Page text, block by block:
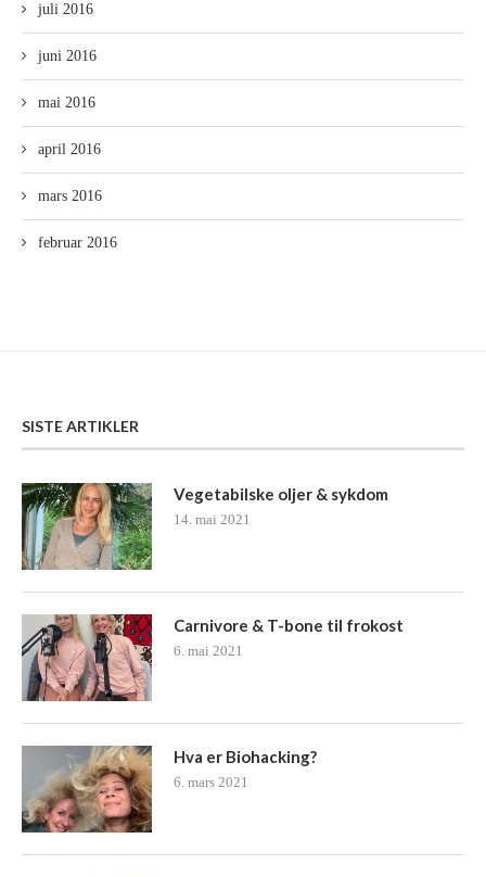
juli 2016
juni 2016
mai 2016
april 2016
mars 2016
februar 2016
SISTE ARTIKLER
Vegetabilske oljer & sykdom
14. mai 2021
Carnivore & T-bone til frokost
6. mai 2021
Hva er Biohacking?
6. mars 2021